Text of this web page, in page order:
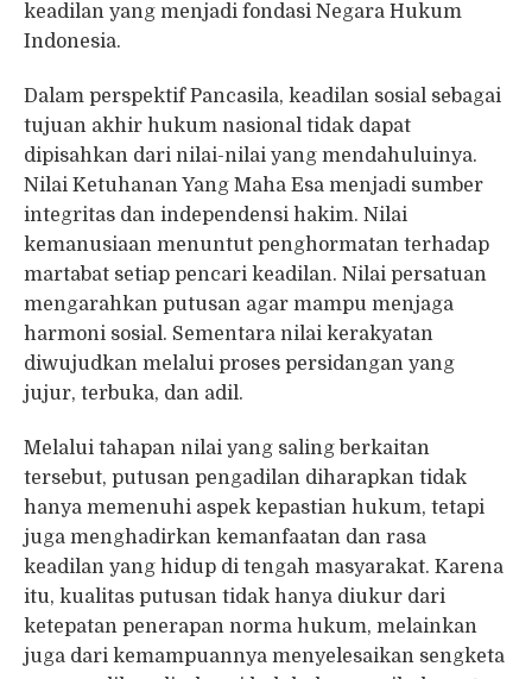
keadilan yang menjadi fondasi Negara Hukum
Indonesia.
Dalam perspektif Pancasila, keadilan sosial sebagai
tujuan akhir hukum nasional tidak dapat
dipisahkan dari nilai-nilai yang mendahuluinya.
Nilai Ketuhanan Yang Maha Esa menjadi sumber
integritas dan independensi hakim. Nilai
kemanusiaan menuntut penghormatan terhadap
martabat setiap pencari keadilan. Nilai persatuan
mengarahkan putusan agar mampu menjaga
harmoni sosial. Sementara nilai kerakyatan
diwujudkan melalui proses persidangan yang
jujur, terbuka, dan adil.
Melalui tahapan nilai yang saling berkaitan
tersebut, putusan pengadilan diharapkan tidak
hanya memenuhi aspek kepastian hukum, tetapi
juga menghadirkan kemanfaatan dan rasa
keadilan yang hidup di tengah masyarakat. Karena
itu, kualitas putusan tidak hanya diukur dari
ketepatan penerapan norma hukum, melainkan
juga dari kemampuannya menyelesaikan sengketa